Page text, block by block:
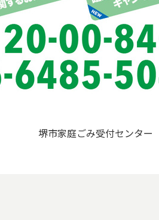
堺市家庭ごみ受付センター